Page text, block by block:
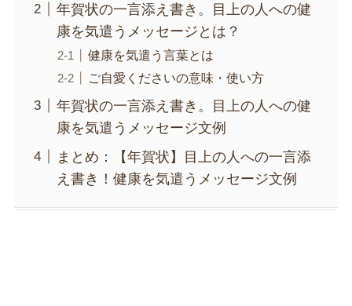
年賀状の一言添え書き。目上の人への健
康を気遣うメッセージとは？
健康を気遣う言葉とは
ご自愛くださいの意味・使い方
年賀状の一言添え書き。目上の人への健
康を気遣うメッセージ文例
まとめ：【年賀状】目上の人への一言添
え書き！健康を気遣うメッセージ文例